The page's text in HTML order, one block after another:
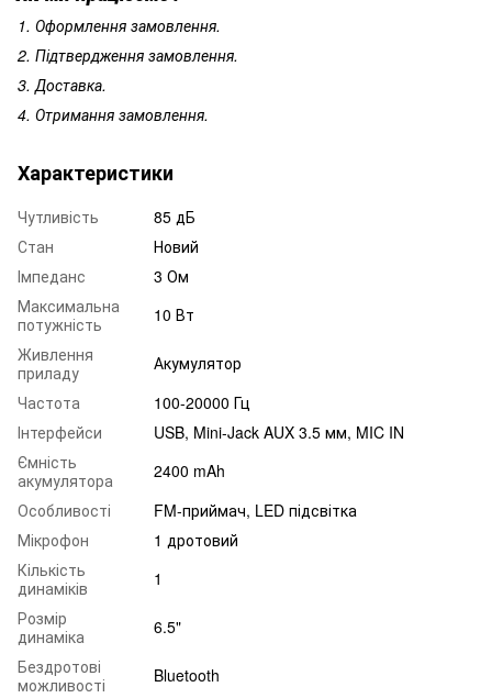
1. Оформлення замовлення.
2. Підтвердження замовлення.
3. Доставка.
4. Отримання замовлення.
Характеристики
Чутливість
85 дБ
Стан
Новий
Імпеданс
3 Ом
Максимальна
потужність
10 Вт
Живлення
приладу
Акумулятор
Частота
100-20000 Гц
Інтерфейси
USB, Mini-Jack AUX 3.5 мм, MIC IN
Ємність
акумулятора
2400 mAh
Особливості
FM-приймач, LED підсвітка
Мікрофон
1 дротовий
Кількість
динаміків
1
Розмір
динаміка
6.5"
Бездротові
можливості
Bluetooth